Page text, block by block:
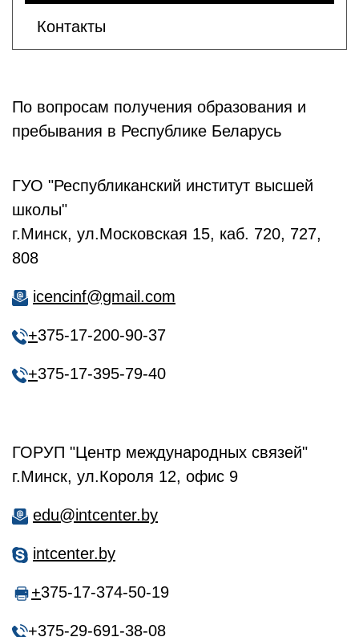
Контакты
По вопросам получения образования и
пребывания в Республике Беларусь
ГУО "Республиканский институт высшей
школы"
г.Минск, ул.Московская 15, каб. 720, 727,
808
icencinf@gmail.com
+375-17-200-90-37
+375-17-395-79-40
ГОРУП "Центр международных связей"
г.Минск, ул.Короля 12, офис 9
edu@intcenter.by
intcenter.by
+375-17-374-50-19
+375-29-691-38-08